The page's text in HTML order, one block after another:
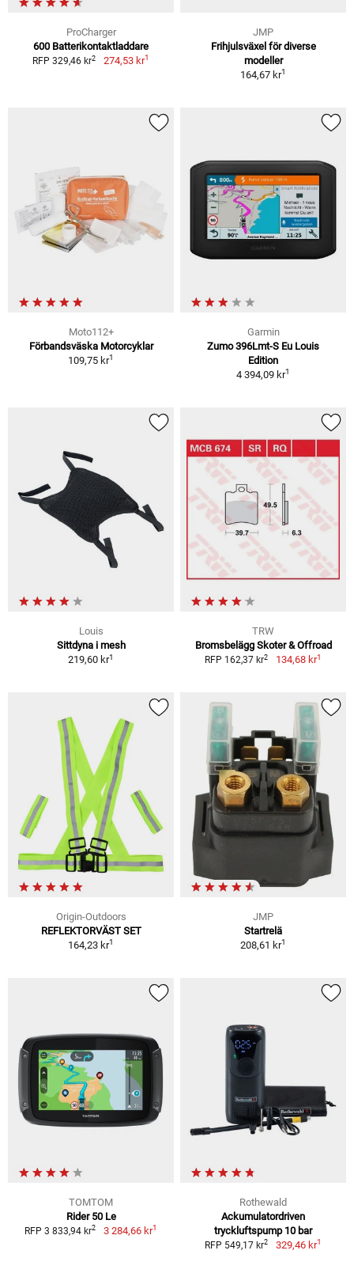
ProCharger
600 Batterikontaktladdare
RFP 329,46 kr2 274,53 kr1
JMP
Frihjulsväxel för diverse
modeller
164,67 kr1
Moto112+
Förbandsväska Motorcyklar
109,75 kr1
Garmin
Zumo 396Lmt-S Eu Louis
Edition
4 394,09 kr1
Louis
Sittdyna i mesh
219,60 kr1
TRW
Bromsbelägg Skoter & Offroad
RFP 162,37 kr2 134,68 kr1
Origin-Outdoors
REFLEKTORVÄST SET
164,23 kr1
JMP
Startrelä
208,61 kr1
TOMTOM
Rider 50 Le
RFP 3 833,94 kr2 3 284,66 kr1
Rothewald
Ackumulatordriven
tryckluftspump 10 bar
RFP 549,17 kr2 329,46 kr1